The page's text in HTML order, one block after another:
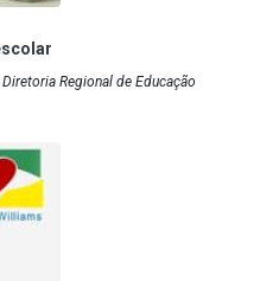
Regional de Educação